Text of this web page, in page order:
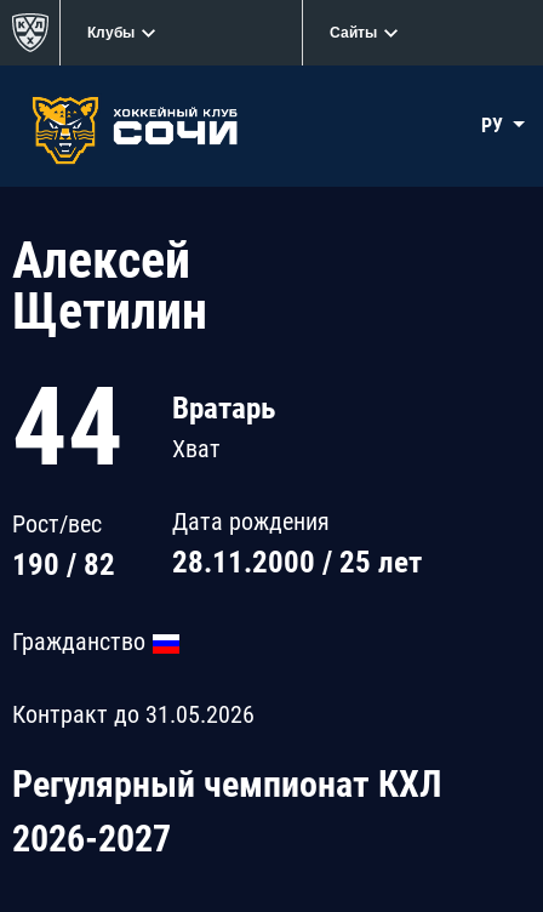
Клубы Сайты
РУ
Алексей
Щетилин
44
Рост/вес
190 / 82
Вратарь
Хват
Дата рождения
28.11.2000 / 25 лет
Гражданство
Контракт до 31.05.2026
Регулярный чемпионат КХЛ
2026-2027